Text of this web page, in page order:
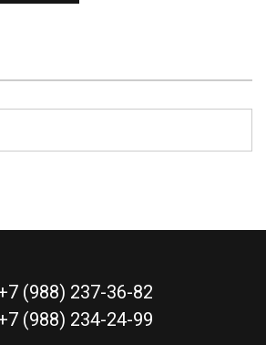
(988) 237-36-82
(988) 234-24-99